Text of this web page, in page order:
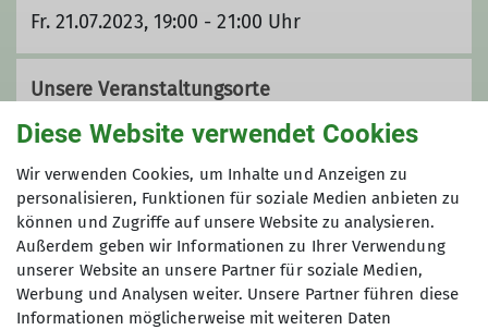
Fr. 21.07.2023, 19:00 - 21:00 Uhr
Unsere Veranstaltungsorte
Kletterzentrum Pfalz-Rock
https://pfalz-rock.de/
Mörscher Strasse 89
Diese Website verwendet Cookies
Wir verwenden Cookies, um Inhalte und Anzeigen zu
personalisieren, Funktionen für soziale Medien anbieten zu
können und Zugriffe auf unsere Website zu analysieren.
Außerdem geben wir Informationen zu Ihrer Verwendung
unserer Website an unsere Partner für soziale Medien,
Werbung und Analysen weiter. Unsere Partner führen diese
Informationen möglicherweise mit weiteren Daten